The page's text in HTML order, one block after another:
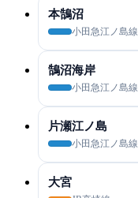
本鵠沼
小田急江ノ島線
鵠沼海岸
小田急江ノ島線
片瀬江ノ島
小田急江ノ島線
大宮